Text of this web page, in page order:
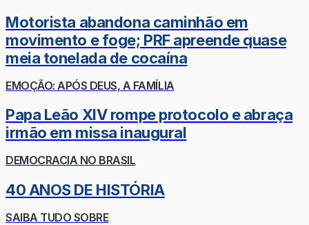
Motorista abandona caminhão em
movimento e foge; PRF apreende quase
meia tonelada de cocaína
EMOÇÃO: APÓS DEUS, A FAMÍLIA
Papa Leão XIV rompe protocolo e abraça
irmão em missa inaugural
DEMOCRACIA NO BRASIL
40 ANOS DE HISTÓRIA
SAIBA TUDO SOBRE